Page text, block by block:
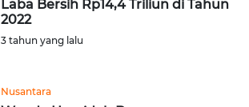
Laba Bersih Rp14,4 Triliun di Tahun
2022
3 tahun yang lalu
Nusantara